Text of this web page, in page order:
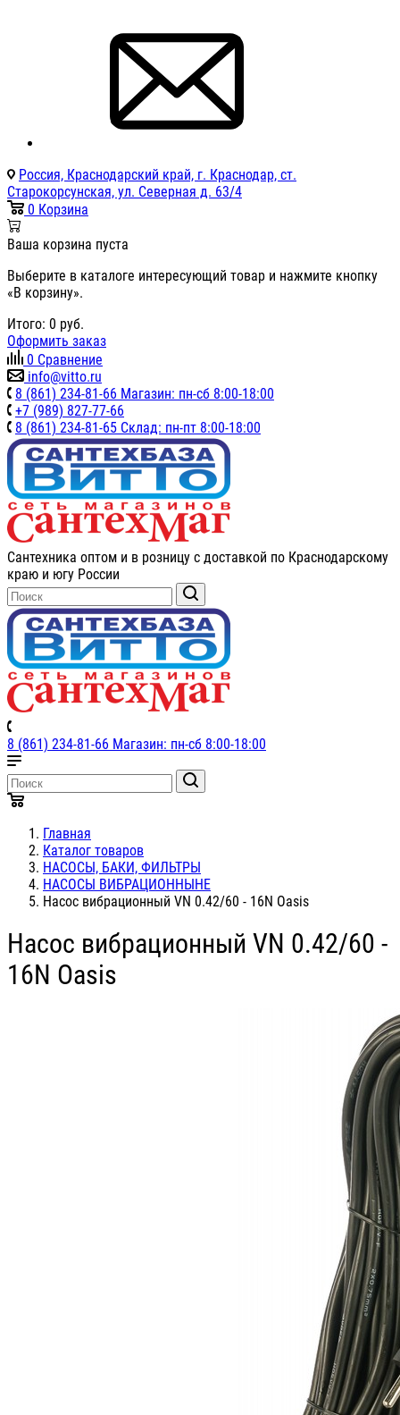
Россия, Краснодарский край, г. Краснодар, ст.
Старокорсунская, ул. Северная д. 63/4
0 Корзина
Ваша корзина пуста
Выберите в каталоге интересующий товар и нажмите кнопку
«В корзину».
Итого: 0 руб.
Оформить заказ
0 Сравнение
info@vitto.ru
8 (861) 234-81-66 Магазин: пн-сб 8:00-18:00
+7 (989) 827-77-66
8 (861) 234-81-65 Склад: пн-пт 8:00-18:00
Сантехника оптом и в розницу с доставкой по Краснодарскому
краю и югу России
8 (861) 234-81-66 Магазин: пн-сб 8:00-18:00
Главная
Каталог товаров
НАСОСЫ, БАКИ, ФИЛЬТРЫ
НАСОСЫ ВИБРАЦИОННЫНЕ
Насос вибрационный VN 0.42/60 - 16N Oasis
Насос вибрационный VN 0.42/60 -
16N Oasis